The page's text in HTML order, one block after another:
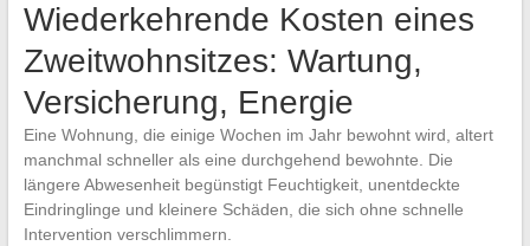
Wiederkehrende Kosten eines
Zweitwohnsitzes: Wartung,
Versicherung, Energie
Eine Wohnung, die einige Wochen im Jahr bewohnt wird, altert
manchmal schneller als eine durchgehend bewohnte. Die
längere Abwesenheit begünstigt Feuchtigkeit, unentdeckte
Eindringlinge und kleinere Schäden, die sich ohne schnelle
Intervention verschlimmern.